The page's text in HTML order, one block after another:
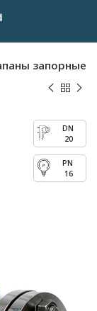
запорные
20
16